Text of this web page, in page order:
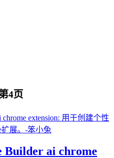
4页
Builder ai chrome